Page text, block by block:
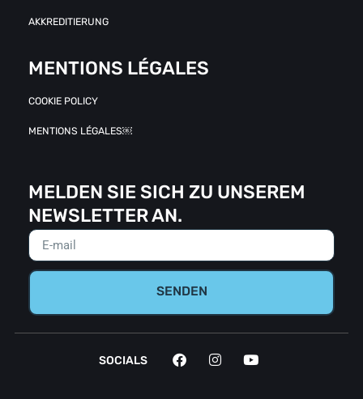
AKKREDITIERUNG
MENTIONS LÉGALES
COOKIE POLICY
MENTIONS LÉGALES￼
MELDEN SIE SICH ZU UNSEREM
NEWSLETTER AN.
SENDEN
SOCIALS